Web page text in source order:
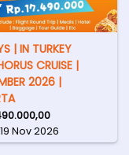
| IN TURKEY
CRUISE |
2026 |
Nov 2026